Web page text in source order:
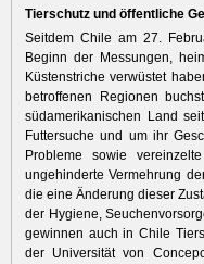
Tierschutz und öffentliche
Seitdem Chile am 27.
Beginn der Messungen,
Küstenstriche verwüstet
betroffenen Regionen
südamerikanischen Land
Futtersuche und um ihr
Probleme sowie
ungehinderte Vermehrung
die eine Änderung dieser
der Hygiene,
gewinnen auch in Chile
der Universität von